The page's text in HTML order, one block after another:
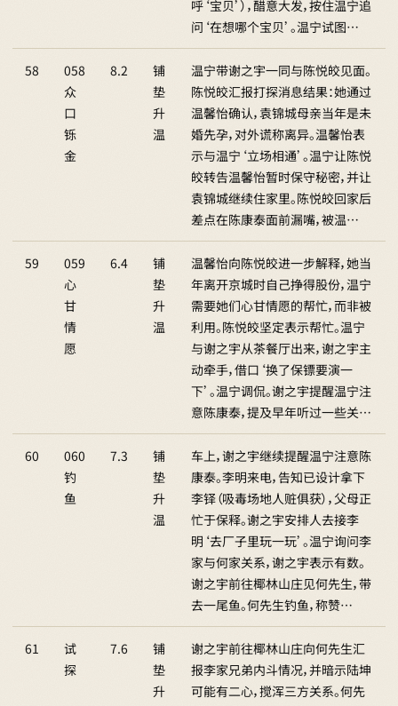
呼‘宝贝’），醋意大发，按住温宁追
问‘在想哪个宝贝’。温宁试图…
58
058
众
口
铄
金
8.2
铺
垫
升
温
温宁带谢之宇一同与陈悦皎见面。
陈悦皎汇报打探消息结果：她通过
温馨怡确认，袁锦城母亲当年是未
婚先孕，对外谎称离异。温馨怡表
示与温宁‘立场相通’。温宁让陈悦
皎转告温馨怡暂时保守秘密，并让
袁锦城继续住家里。陈悦皎回家后
差点在陈康泰面前漏嘴，被温…
59
059
心
甘
情
愿
6.4
铺
垫
升
温
温馨怡向陈悦皎进一步解释，她当
年离开京城时自己挣得股份，温宁
需要她们心甘情愿的帮忙，而非被
利用。陈悦皎坚定表示帮忙。温宁
与谢之宇从茶餐厅出来，谢之宇主
动牵手，借口‘换了保镖要演一
下’。温宁调侃。谢之宇提醒温宁注
意陈康泰，提及早年听过一些关…
60
060
钓
鱼
7.3
铺
垫
升
温
车上，谢之宇继续提醒温宁注意陈
康泰。李明来电，告知已设计拿下
李铎（吸毒场地人赃俱获），父母正
忙于保释。谢之宇安排人去接李
明‘去厂子里玩一玩’。温宁询问李
家与何家关系，谢之宇表示有数。
谢之宇前往椰林山庄见何先生，带
去一尾鱼。何先生钓鱼，称赞…
61
试
探
7.6
铺
垫
升
谢之宇前往椰林山庄向何先生汇
报李家兄弟内斗情况，并暗示陆坤
可能有二心，搅浑三方关系。何先